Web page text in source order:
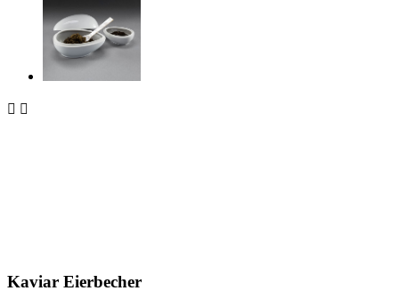
 
Kaviar Eierbecher